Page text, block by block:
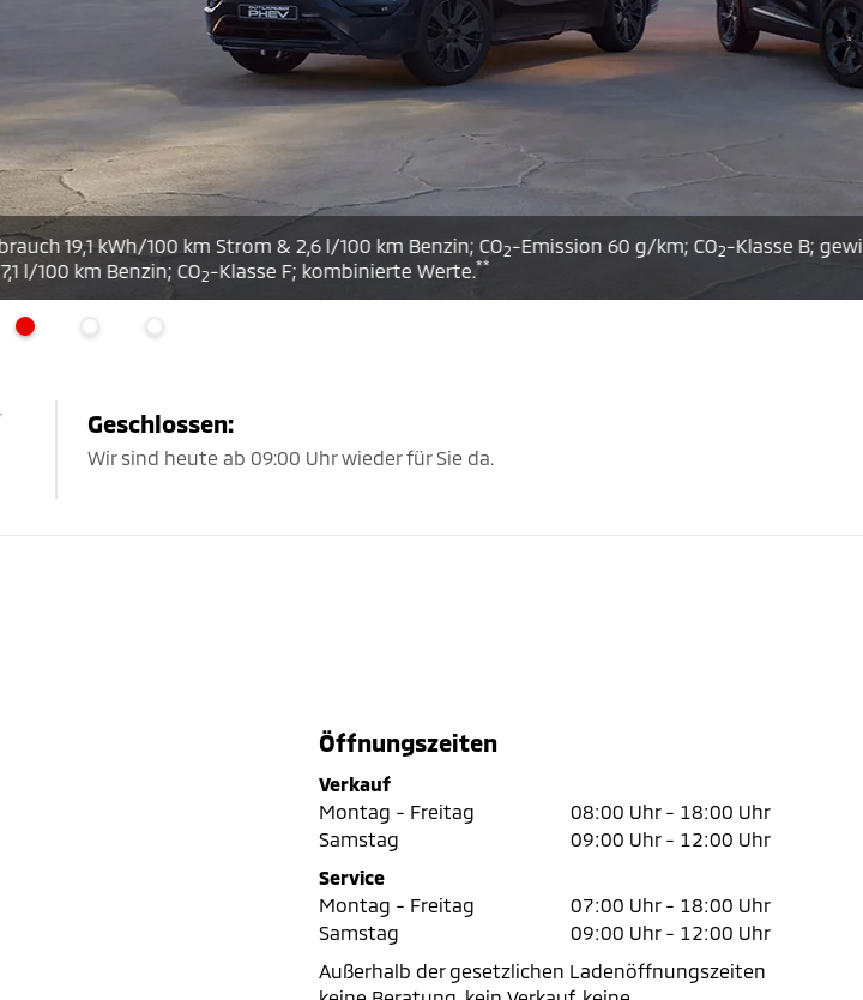
2,6 l/100 km Benzin; CO2-Emission 60 g/km; CO2-Klasse B; gewichtet kombinierte
F; kombinierte Werte. **
Geschlossen:
Wir sind heute ab 09:00 Uhr wieder für Sie da.
Öffnungszeiten
Verkauf
Montag - Freitag
08:00 Uhr - 18:00 Uhr
Samstag
09:00 Uhr - 12:00 Uhr
Service
Montag - Freitag
07:00 Uhr - 18:00 Uhr
Samstag
09:00 Uhr - 12:00 Uhr
Außerhalb der gesetzlichen Ladenöffnungszeiten